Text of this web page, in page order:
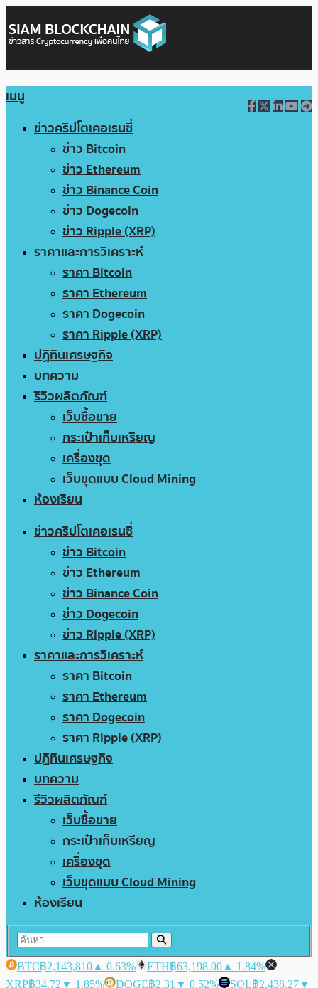
เมนู
ข่าวคริปโตเคอเรนซี่
ข่าว Bitcoin
ข่าว Ethereum
ข่าว Binance Coin
ข่าว Dogecoin
ข่าว Ripple (XRP)
ราคาและการวิเคราะห์
ราคา Bitcoin
ราคา Ethereum
ราคา Dogecoin
ราคา Ripple (XRP)
ปฏิทินเศรษฐกิจ
บทความ
รีวิวผลิตภัณฑ์
เว็บซื้อขาย
กระเป๋าเก็บเหรียญ
เครื่องขุด
เว็บขุดแบบ Cloud Mining
ห้องเรียน
ข่าวคริปโตเคอเรนซี่
ข่าว Bitcoin
ข่าว Ethereum
ข่าว Binance Coin
ข่าว Dogecoin
ข่าว Ripple (XRP)
ราคาและการวิเคราะห์
ราคา Bitcoin
ราคา Ethereum
ราคา Dogecoin
ราคา Ripple (XRP)
ปฏิทินเศรษฐกิจ
บทความ
รีวิวผลิตภัณฑ์
เว็บซื้อขาย
กระเป๋าเก็บเหรียญ
เครื่องขุด
เว็บขุดแบบ Cloud Mining
ห้องเรียน
BTC฿2,143,810 ▲ 0.63% ETH฿63,198.00 ▲ 1.84%
XRP฿34.72 ▼ 1.85% DOGE฿2.31 ▼ 0.52% SOL฿2,438.27▼